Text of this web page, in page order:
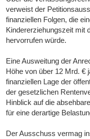
verweist der
finanziellen Folgen, die
Kindererziehungszeit mit
hervorrufen würde.
Eine Ausweitung der
Höhe von über 12 Mrd. €
finanziellen Lage der
der gesetzlichen
Hinblick auf die
für eine derartige
Der Ausschuss vermag